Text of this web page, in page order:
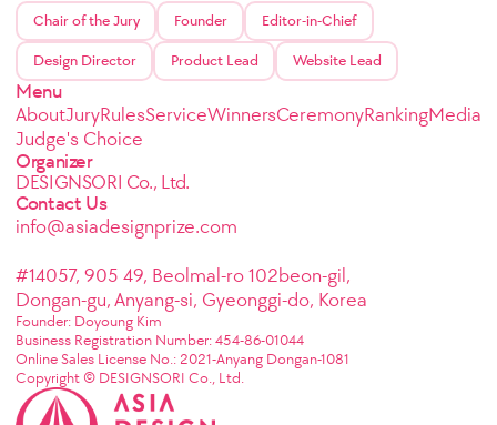
Chair of the Jury Founder Editor-in-Chief
Design Director Product Lead Website Lead
Menu
AboutJuryRulesServiceWinnersCeremonyRankingMedia
Judge's Choice
Organizer
DESIGNSORI Co., Ltd.
Contact Us
info@asiadesignprize.com
#14057, 905 49, Beolmal-ro 102beon-gil,
Dongan-gu, Anyang-si, Gyeonggi-do, Korea
Founder: Doyoung Kim
Business Registration Number: 454-86-01044
Online Sales License No.: 2021-Anyang Dongan-1081
Copyright © DESIGNSORI Co., Ltd.